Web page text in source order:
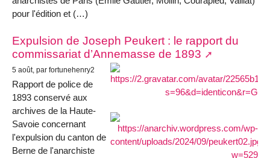
pour l'édition et (…)
Expulsion de Joseph Peukert : le rapport du
commissariat d’Annemasse de 1893
5 août, par fortunehenry2
Rapport de police de
1893 conservé aux
archives de la Haute-
Savoie concernant
l'expulsion du canton de
Berne de l'anarchiste